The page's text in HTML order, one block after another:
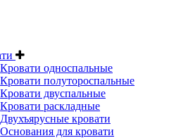
Кровати односпальные
Кровати полутороспальные
Кровати двуспальные
Кровати раскладные
Двухъярусные кровати
Основания для кровати